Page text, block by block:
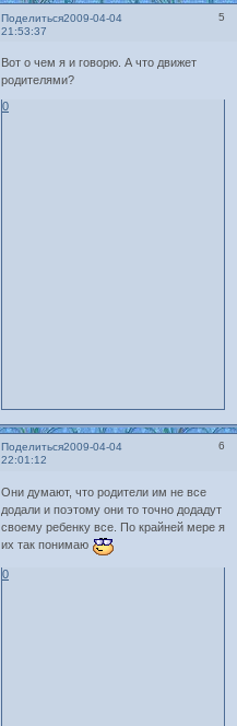
Поделиться 5
2009-04-04
21:53:37
Вот о чем я и говорю. А что движет
родителями?
0
Поделиться 6
2009-04-04
22:01:12
Они думают, что родители им не все
додали и поэтому они то точно додадут
своему ребенку все. По крайней мере я
их так понимаю
0